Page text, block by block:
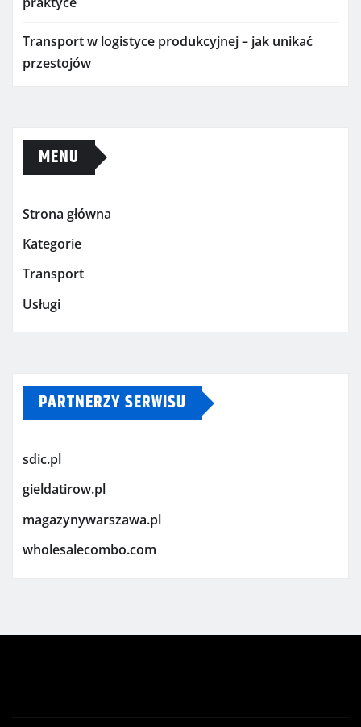
Transport w logistyce produkcyjnej – jak unikać
przestojów
MENU
Strona główna
Kategorie
Transport
Usługi
PARTNERZY SERWISU
sdic.pl
gieldatirow.pl
magazynywarszawa.pl
wholesalecombo.com